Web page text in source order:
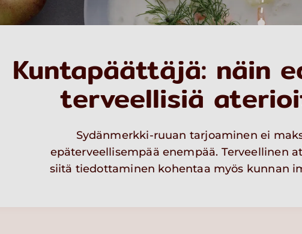
Kuntapäättäjä: näin
terveellisiä
Sydänmerkki-ruuan tarjoaminen ei
epäterveellisempää enempää. Terveellinen
siitä tiedottaminen kohentaa myös kunnan